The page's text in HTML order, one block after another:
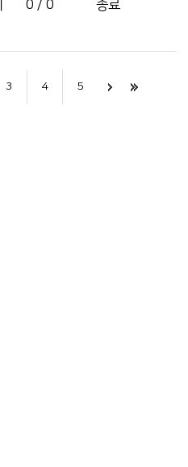
0 / 0 종료
3 4 5